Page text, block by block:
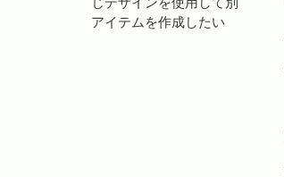
アイテムを作成したい